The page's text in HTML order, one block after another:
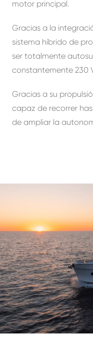
motor principal.
Gracias a la
sistema híbrido de
ser totalmente
constantemente 230
Gracias a su
capaz de recorrer
de ampliar la